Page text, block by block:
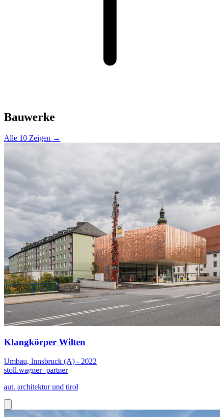
Bauwerke
Alle 10 Zeigen →
Klangkörper Wilten
Umbau, Innsbruck (A) - 2022
stoll.wagner+partner
aut. architektur und tirol